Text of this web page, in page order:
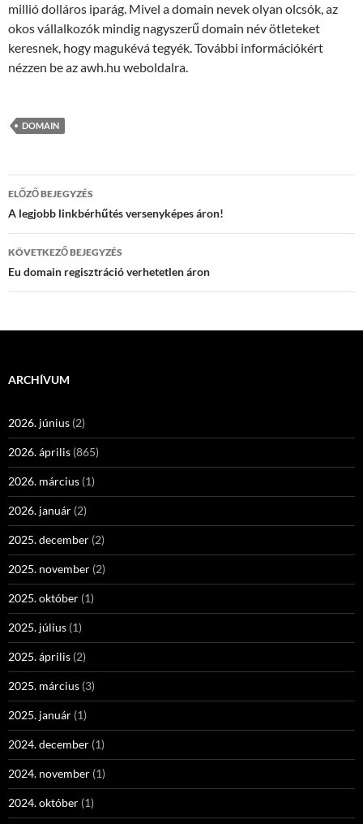
millió dolláros iparág. Mivel a domain nevek olyan olcsók, az
okos vállalkozók mindig nagyszerű domain név ötleteket
keresnek, hogy magukévá tegyék. További információkért
nézzen be az awh.hu weboldalra.
DOMAIN
Bejegyzés
navigáció
ELŐZŐ BEJEGYZÉS
A legjobb linkbérhűtés versenyképes áron!
KÖVETKEZŐ BEJEGYZÉS
Eu domain regisztráció verhetetlen áron
ARCHÍVUM
2026. június (2)
2026. április (865)
2026. március (1)
2026. január (2)
2025. december (2)
2025. november (2)
2025. október (1)
2025. július (1)
2025. április (2)
2025. március (3)
2025. január (1)
2024. december (1)
2024. november (1)
2024. október (1)